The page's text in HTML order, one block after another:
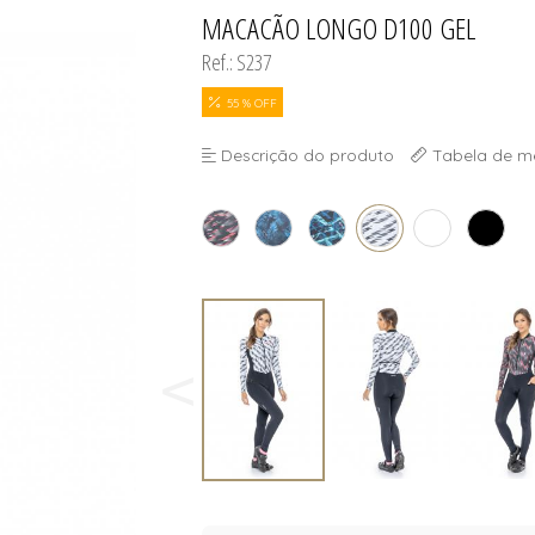
TODOS DE
TODOS DE
MACACÃO LONGO D100 GEL
Ref.: S237
55 % OFF
Descrição do produto Tabela de